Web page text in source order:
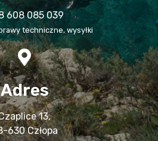
608 085 039
techniczne, wysyłki
Adres
13,
630 Człopa